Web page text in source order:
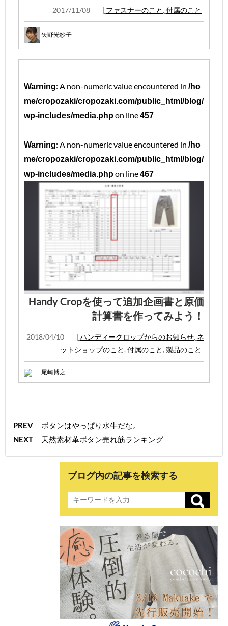
2017/11/08 | ファスナーのこと , 付属のこと
矢野光紗子
Warning: A non-numeric value encountered in /ho
me/cropozaki/cropozaki.com/public_html/blog/
wp-includes/media.phpon line457
Warning: A non-numeric value encountered in /ho
me/cropozaki/cropozaki.com/public_html/blog/
wp-includes/media.phpon line467
Handy Cropを使って追加企画書と原価
計算書を作ってみよう！
2018/04/10 | ハンディークロップからのお知らせ, ネ
ットショップのこと , 付属のこと , 製品のこと
尾崎博之
PREV
ボタンはやっぱり水牛だな。
NEXT
天然素材革ボタン売れ筋ランキング
ブログ内の記事を検索する